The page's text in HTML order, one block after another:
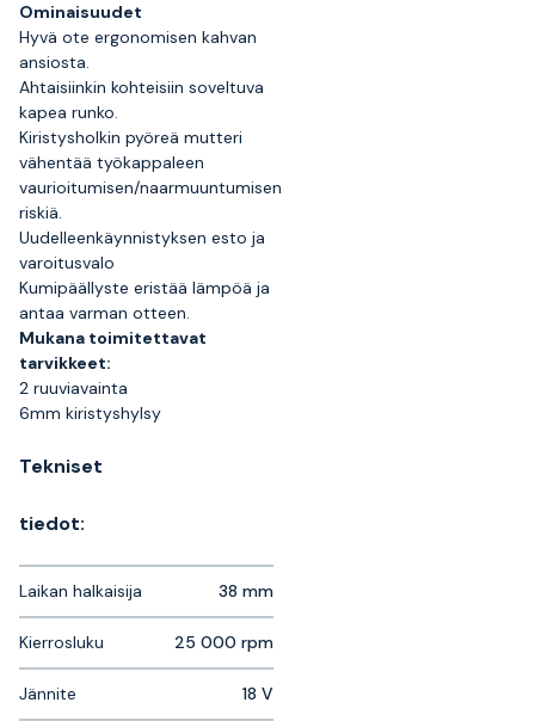
Ominaisuudet
Hyvä ote ergonomisen kahvan
ansiosta.
Ahtaisiinkin kohteisiin soveltuva
kapea runko.
Kiristysholkin pyöreä mutteri
vähentää työkappaleen
vaurioitumisen/naarmuuntumisen
riskiä.
Uudelleenkäynnistyksen esto ja
varoitusvalo
Kumipäällyste eristää lämpöä ja
antaa varman otteen.
Mukana toimitettavat
tarvikkeet:
2 ruuviavainta
6mm kiristyshylsy
Tekniset
tiedot:
Laikan halkaisija 38 mm
Kierrosluku 25 000 rpm
Jännite 18 V